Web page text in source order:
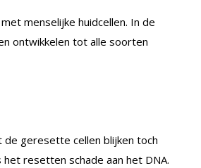
menselijke huidcellen. In de
ontwikkelen tot alle soorten
de geresette cellen blijken toch
resetten schade aan het DNA.